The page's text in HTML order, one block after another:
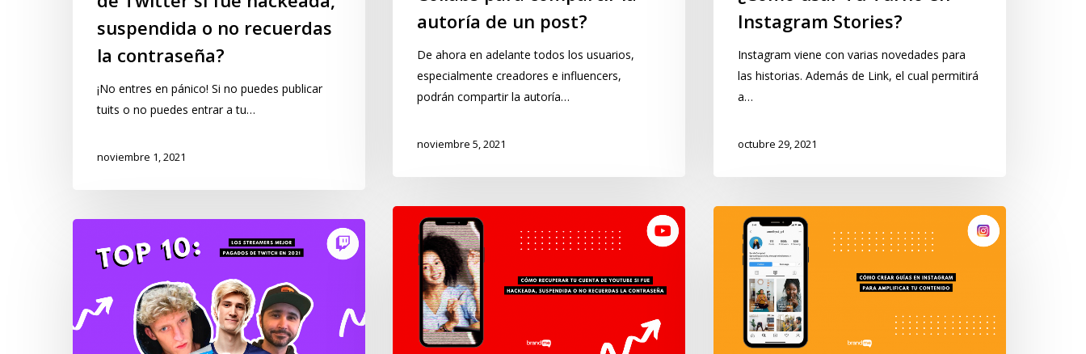
autoría de un post?
De ahora en adelante todos los usuarios,
especialmente creadores e influencers,
podrán compartir la autoría…
noviembre 5, 2021
suspendida o no recuerdas
la contraseña?
¡No entres en pánico! Si no puedes publicar
tuits o no puedes entrar a tu…
noviembre 1, 2021
Instagram Stories?
Instagram viene con varias novedades para
las historias. Además de Link, el cual permitirá
a…
octubre 29, 2021